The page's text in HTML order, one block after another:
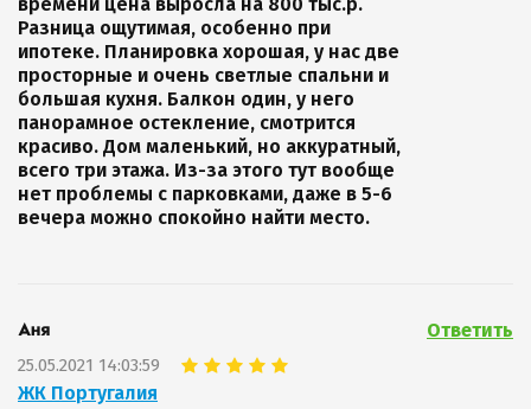
Разница ощутимая, особенно при
ипотеке. Планировка хорошая, у нас две
просторные и очень светлые спальни и
большая кухня. Балкон один, у него
панорамное остекление, смотрится
красиво. Дом маленький, но аккуратный,
всего три этажа. Из-за этого тут вообще
нет проблемы с парковками, даже в 5-6
вечера можно спокойно найти место.
Аня
25.05.2021 14:03:59
ЖК Португалия
Ответить